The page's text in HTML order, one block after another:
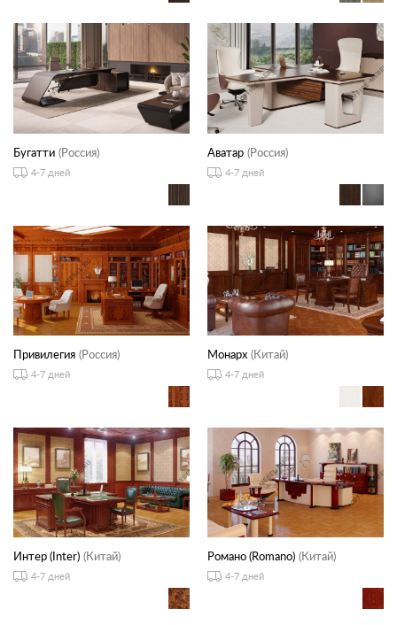
Бугатти (Россия)
4-7 дней
Аватар (Россия)
4-7 дней
Привилегия (Россия)
4-7 дней
Монарх (Китай)
4-7 дней
Интер (Inter) (Китай)
4-7 дней
Романо (Romano) (Китай)
4-7 дней